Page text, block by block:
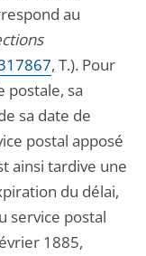
au
, T.). Pour
postale, sa
sa date de
postal apposé
ainsi tardive une
du délai,
service postal
1885,